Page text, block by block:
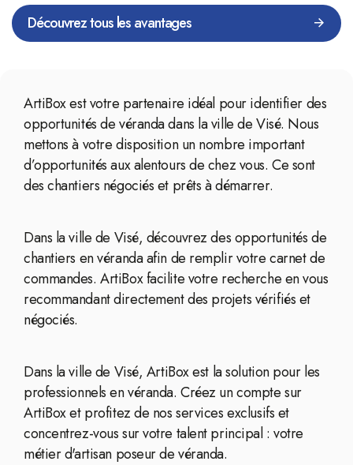
Découvrez tous les avantages
ArtiBox est votre partenaire idéal pour identifier des
opportunités de véranda dans la ville de Visé. Nous
mettons à votre disposition un nombre important
d’opportunités aux alentours de chez vous. Ce sont
des chantiers négociés et prêts à démarrer.
Dans la ville de Visé, découvrez des opportunités de
chantiers en véranda afin de remplir votre carnet de
commandes. ArtiBox facilite votre recherche en vous
recommandant directement des projets vérifiés et
négociés.
Dans la ville de Visé, ArtiBox est la solution pour les
professionnels en véranda. Créez un compte sur
ArtiBox et profitez de nos services exclusifs et
concentrez-vous sur votre talent principal : votre
métier d'artisan poseur de véranda.